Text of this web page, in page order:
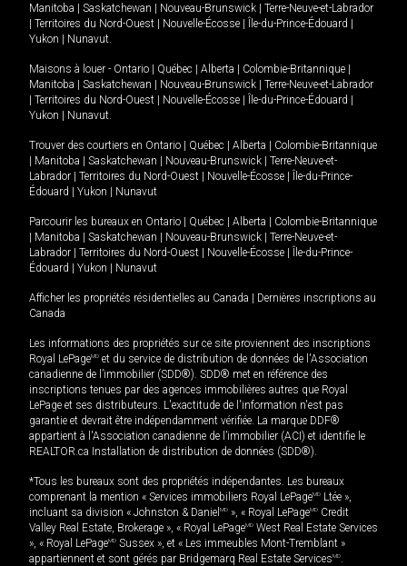
Manitoba | Saskatchewan | Nouveau-Brunswick | Terre-Neuve-et-Labrador
| Territoires du Nord-Ouest | Nouvelle-Écosse | Île-du-Prince-Édouard |
Yukon | Nunavut
Maisons à louer - Ontario | Québec | Alberta | Colombie-Britannique |
Manitoba | Saskatchewan | Nouveau-Brunswick | Terre-Neuve-et-Labrador
| Territoires du Nord-Ouest | Nouvelle-Écosse | Île-du-Prince-Édouard |
Yukon | Nunavut
Trouver des courtiers en Ontario | Québec | Alberta | Colombie-Britannique
| Manitoba | Saskatchewan | Nouveau-Brunswick | Terre-Neuve-et-
Labrador | Territoires du Nord-Ouest | Nouvelle-Écosse | Île-du-Prince-
Édouard | Yukon | Nunavut
Parcourir les bureaux en Ontario | Québec | Alberta | Colombie-Britannique
| Manitoba | Saskatchewan | Nouveau-Brunswick | Terre-Neuve-et-
Labrador | Territoires du Nord-Ouest | Nouvelle-Écosse | Île-du-Prince-
Édouard | Yukon | Nunavut
Afficher les propriétés résidentielles au Canada | Dernières inscriptions au
Canada
Les informations des propriétés sur ce site proviennent des inscriptions
Royal LePageMD et du service de distribution de données de l'Association
canadienne de l’immobilier (SDD®). SDD® met en référence des
inscriptions tenues par des agences immobilières autres que Royal
LePage et ses distributeurs. L'exactitude de l'information n'est pas
garantie et devrait être indépendamment vérifiée. La marque DDF®
appartient à l'Association canadienne de l’immobilier (ACI) et identifie le
REALTOR.ca Installation de distribution de données (SDD®).
*Tous les bureaux sont des propriétés indépendantes. Les bureaux
comprenant la mention « Services immobiliers Royal LePageMD Ltée »,
incluant sa division « Johnston & Daniel MD », « Royal LePageMD Credit
Valley Real Estate, Brokerage », « Royal LePageMD West Real Estate Services
», « Royal LePageMD Sussex », et « Les immeubles Mont-Tremblant »
appartiennent et sont gérés par Bridgemarq Real Estate ServicesMD